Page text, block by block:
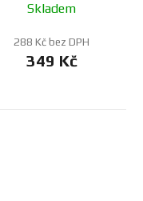
Skladem
288 Kč bez DPH
349 Kč